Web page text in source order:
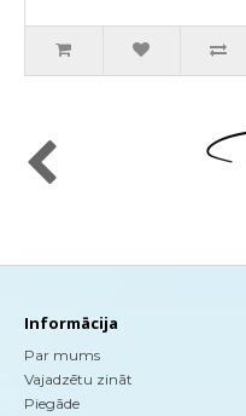
Informācija
Par mums
Vajadzētu zināt
Piegāde